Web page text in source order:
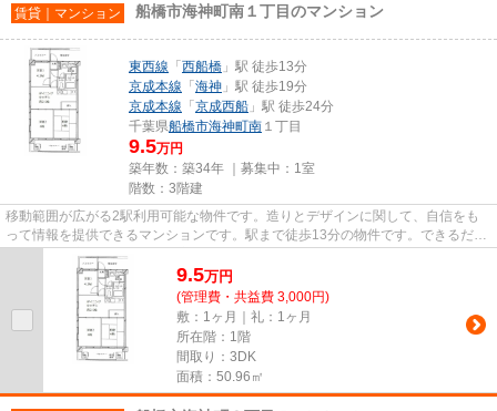
賃貸｜マンション 船橋市海神町南１丁目のマンション
東西線 「 西船橋 」駅 徒歩13分
京成本線 「 海神 」駅 徒歩19分
京成本線 「 京成西船 」駅 徒歩24分
千葉県船橋市海神町南 １丁目
9.5万円
築年数：築34年 ｜募集中： 1室
階数：3階建
移動範囲が広がる2駅利用可能な物件です。造りとデザインに関して、自信をも
って情報を提供できるマンションです。駅まで徒歩13分の物件です。できるだけ
早めに不動産情報を集めたい方...
9.5万円
(管理費・共益費 3,000円)
敷：1ヶ月｜礼：1ヶ月
所在階：1階
間取り：3DK
面積：50.96㎡